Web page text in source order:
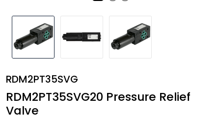
RDM2PT35SVG
RDM2PT35SVG20 Pressure Relief
Valve